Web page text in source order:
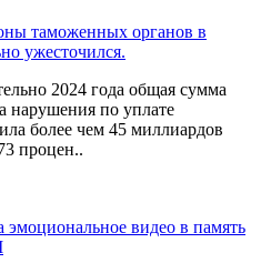
таможенных органов в
ужесточился.
2024 года общая сумма
нарушения по уплате
более чем 45 миллиардов
процен..
видео в память